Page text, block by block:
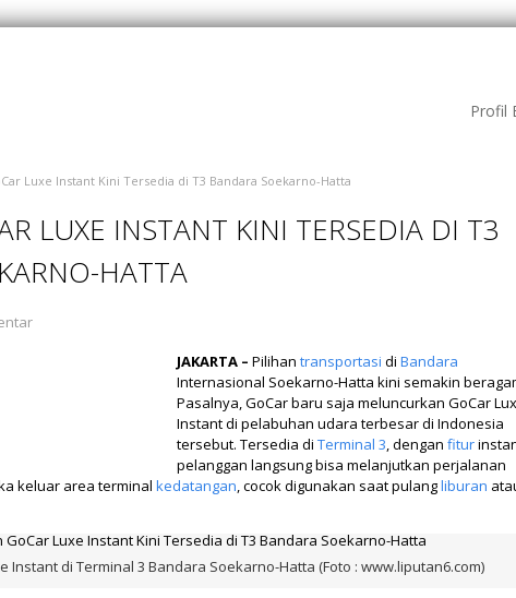
Profil
Luxe Instant Kini Tersedia di T3 Bandara Soekarno-Hatta
LUXE INSTANT KINI TERSEDIA DI T3
HATTA
JAKARTA – Pilihan transportasi di Bandara
Internasional Soekarno-Hatta kini semakin
Pasalnya, GoCar baru saja meluncurkan GoCar
Instant di pelabuhan udara terbesar di Indonesia
tersebut. Tersedia di Terminal 3, dengan fitur
pelanggan langsung bisa melanjutkan perjalanan
keluar area terminal kedatangan, cocok digunakan saat pulangliburan
Instant di Terminal 3 Bandara Soekarno-Hatta (Foto : www.liputan6.com)